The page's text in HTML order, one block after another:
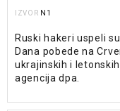
IZVOR N1
Ruski hakeri uspeli
Dana pobede na
ukrajinskih i
agencija dpa.